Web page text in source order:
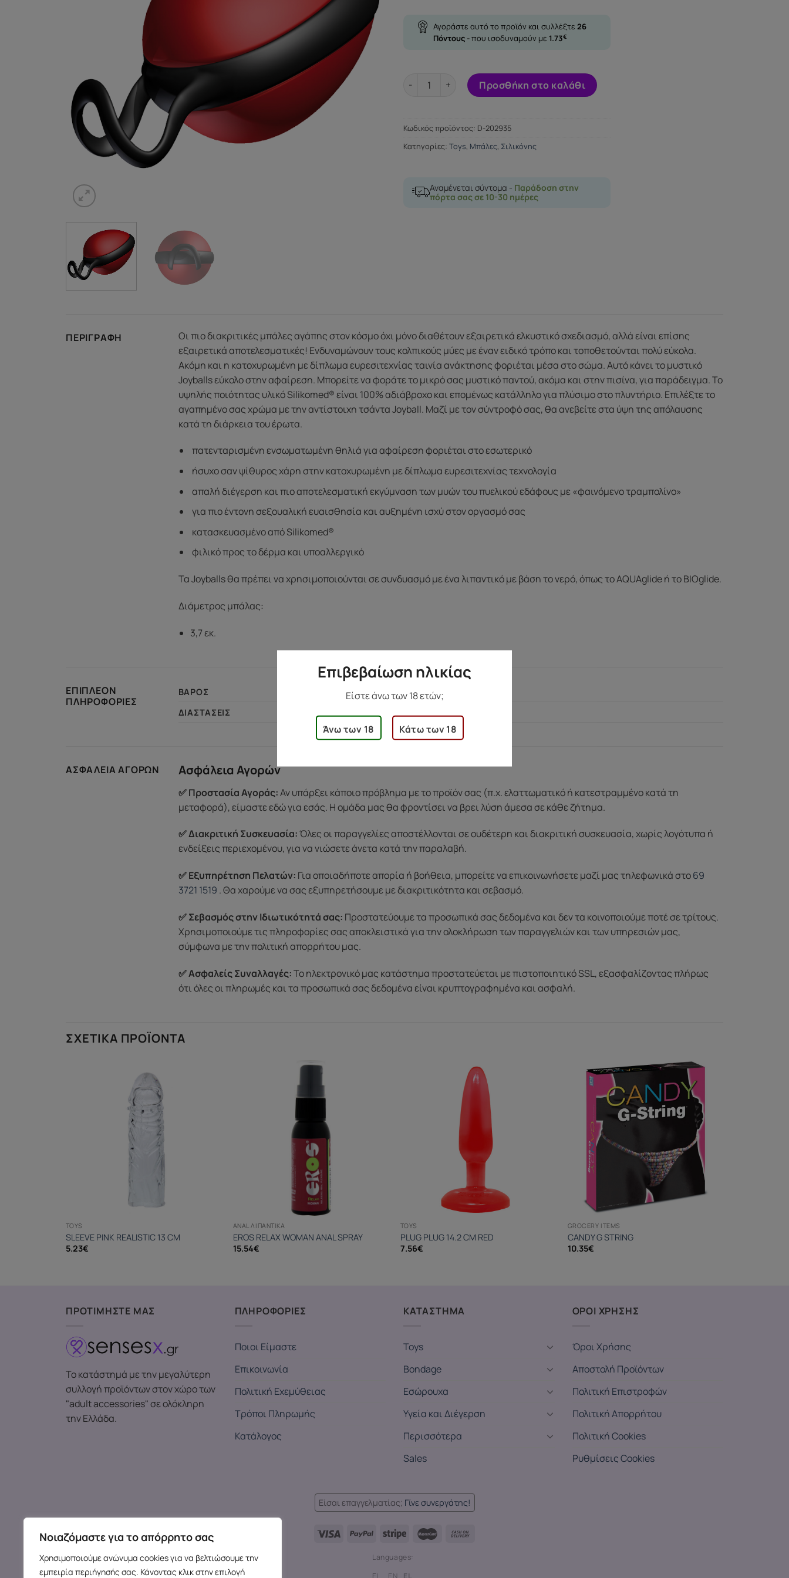
Νοιαζόμαστε για το απόρρητο σας
Χρησιμοποιούμε ανώνυμα cookies για να βελτιώσουμε την
εμπειρία περιήγησής σας. Κάνοντας κλικ στην επιλογή
Αγοράστε αυτό το προϊόν και συλλέξτε 26
Πόντους - που ισοδυναμούν με 1.73€
JOYBALLS SECRET SINGLE RED ποσότητα
Προσθήκη στο καλάθι
Κωδικός προϊόντος: D-202935
Κατηγορίες: Toys, Μπάλες, Σιλικόνης
Αναμένεται σύντομα - Παράδοση στην
πόρτα σας σε 10-30 ημέρες
ΠΕΡΙΓΡΑΦΉ
Οι πιο διακριτικές μπάλες αγάπης στον κόσμο όχι μόνο διαθέτουν εξαιρετικά ελκυστικό σχεδιασμό, αλλά είναι επίσης
εξαιρετικά αποτελεσματικές! Ενδυναμώνουν τους κολπικούς μύες με έναν ειδικό τρόπο και τοποθετούνται πολύ εύκολα.
Ακόμη και η κατοχυρωμένη με δίπλωμα ευρεσιτεχνίας ταινία ανάκτησης φοριέται μέσα στο σώμα. Αυτό κάνει το μυστικό
Joyballs εύκολο στην αφαίρεση. Μπορείτε να φοράτε το μικρό σας μυστικό παντού, ακόμα και στην πισίνα, για παράδειγμα. Το
υψηλής ποιότητας υλικό Silikomed® είναι 100% αδιάβροχο και επομένως κατάλληλο για πλύσιμο στο πλυντήριο. Επιλέξτε το
αγαπημένο σας χρώμα με την αντίστοιχη τσάντα Joyball. Μαζί με τον σύντροφό σας, θα ανεβείτε στα ύψη της απόλαυσης
κατά τη διάρκεια του έρωτα.
πατενταρισμένη ενσωματωμένη θηλιά για αφαίρεση φοριέται στο εσωτερικό
ήσυχο σαν ψίθυρος χάρη στην κατοχυρωμένη με δίπλωμα ευρεσιτεχνίας τεχνολογία
απαλή διέγερση και πιο αποτελεσματική εκγύμναση των μυών του πυελικού εδάφους με «φαινόμενο τραμπολίνο»
για πιο έντονη σεξουαλική ευαισθησία και αυξημένη ισχύ στον οργασμό σας
κατασκευασμένο από Silikomed®
φιλικό προς το δέρμα και υποαλλεργικό
Τα Joyballs θα πρέπει να χρησιμοποιούνται σε συνδυασμό με ένα λιπαντικό με βάση το νερό, όπως το AQUAglide ή το BIOglide.
Διάμετρος μπάλας:
3,7 εκ.
ΕΠΙΠΛΈΟΝ
ΠΛΗΡΟΦΟΡΊΕΣ
ΒΆΡΟΣ
105 γρ.
ΔΙΑΣΤΆΣΕΙΣ
ΑΣΦΆΛΕΙΑ ΑΓΟΡΏΝ Ασφάλεια Αγορών
✅ Προστασία Αγοράς:Αν υπάρξει κάποιο πρόβλημα με το προϊόν σας (π.χ. ελαττωματικό ή κατεστραμμένο κατά τη
μεταφορά), είμαστε εδώ για εσάς. Η ομάδα μας θα φροντίσει να βρει λύση άμεσα σε κάθε ζήτημα.
✅ Διακριτική Συσκευασία:Όλες οι παραγγελίες αποστέλλονται σε ουδέτερη και διακριτική συσκευασία, χωρίς λογότυπα ή
ενδείξεις περιεχομένου, για να νιώσετε άνετα κατά την παραλαβή.
✅ Εξυπηρέτηση Πελατών: Για οποιαδήποτε απορία ή βοήθεια, μπορείτε να επικοινωνήσετε μαζί μας τηλεφωνικά στο69
3721 1519 . Θα χαρούμε να σας εξυπηρετήσουμε με διακριτικότητα και σεβασμό.
✅ Σεβασμός στην Ιδιωτικότητά σας: Προστατεύουμε τα προσωπικά σας δεδομένα και δεν τα κοινοποιούμε ποτέ σε τρίτους.
Χρησιμοποιούμε τις πληροφορίες σας αποκλειστικά για την ολοκλήρωση των παραγγελιών και των υπηρεσιών μας,
σύμφωνα με την πολιτική απορρήτου μας.
✅ Ασφαλείς Συναλλαγές:Το ηλεκτρονικό μας κατάστημα προστατεύεται με πιστοποιητικό SSL, εξασφαλίζοντας πλήρως
ότι όλες οι πληρωμές και τα προσωπικά σας δεδομένα είναι κρυπτογραφημένα και ασφαλή.
ΣΧΕΤΙΚΆ ΠΡΟΪΌΝΤΑ
TOYS
SLEEVE PINK REALISTIC 13 CM
5.23€
ANAL ΛΙΠΑΝΤΙΚΆ
EROS RELAX WOMAN ANAL SPRAY
15.54€
TOYS
PLUG PLUG 14.2 CM RED
7.56€
GROCERY ITEMS
CANDY G STRING
10.35€
ΠΡΟΤΙΜΗΣΤΕ ΜΑΣ
Το κατάστημά με την μεγαλύτερη
συλλογή προϊόντων στον χώρο των
"adult accessories" σε ολόκληρη
την Ελλάδα.
ΠΛΗΡΟΦΟΡΙΕΣ
Ποιοι Είμαστε
Επικοινωνία
Πολιτική Εχεμύθειας
Τρόποι Πληρωμής
Κατάλογος
ΚΑΤΑΣΤΗΜΑ
Toys
Bondage
Εσώρουχα
Υγεία και Διέγερση
Περισσότερα
Sales
ΟΡΟΙ ΧΡΗΣΗΣ
Όροι Χρήσης
Αποστολή Προϊόντων
Πολιτική Επιστροφών
Πολιτική Απορρήτου
Πολιτική Cookies
Ρυθμίσεις Cookies
Είσαι επαγγελματίας; Γίνε συνεργάτης!
Languages:
EL
EN EL
Επιβεβαίωση ηλικίας
Είστε άνω των 18 ετών;
Άνω των 18 Κάτω των 18